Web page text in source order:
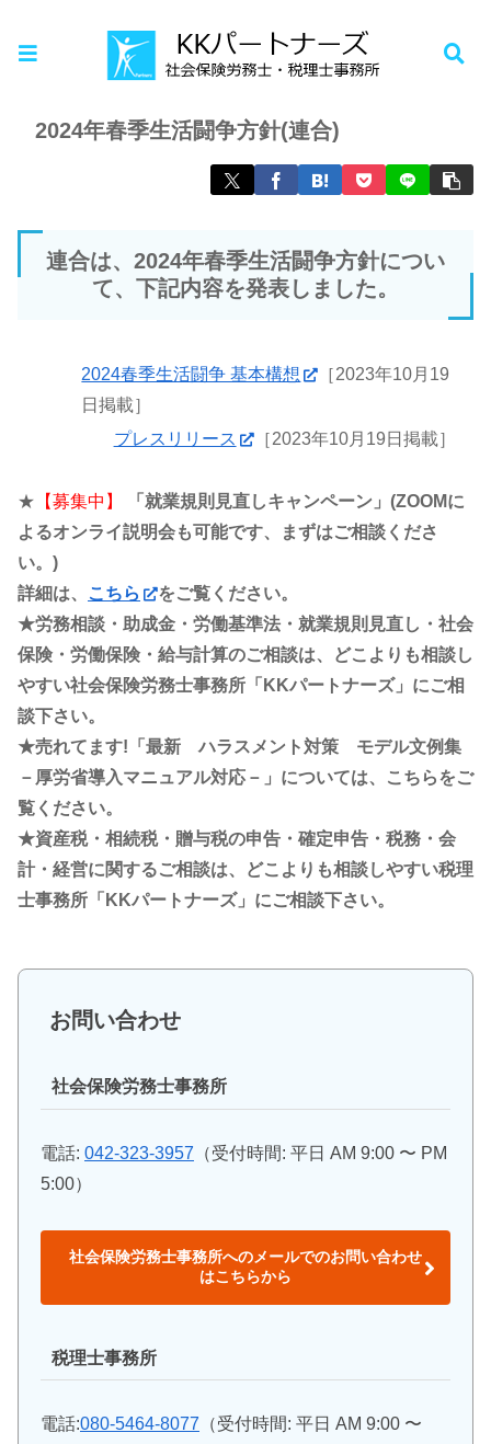
お知らせ
2024年春季生活闘争方針(連合)
連合は、2024年春季生活闘争方針につい
て、下記内容を発表しました。
2024春季生活闘争 基本構想
［2023年10月19
日掲載］
プレスリリース
［2023年10月19日掲載］
★ 【募集中】
「就業規則見直しキャンペーン」(ZOOMに
よるオンライ説明会も可能です、まずはご相談くださ
い。)
詳細は、
こちら
をご覧ください。
★労務相談・助成金・労働基準法・就業規則見直し・社会
保険・労働保険・給与計算のご相談は、どこよりも相談し
やすい社会保険労務士事務所「KKパートナーズ」にご相
談下さい。
★売れてます!「最新 ハラスメント対策 モデル文例集
－厚労省導入マニュアル対応－」については、こちらをご
覧ください。
★資産税・相続税・贈与税の申告・確定申告・税務・会
計・経営に関するご相談は、どこよりも相談しやすい税理
士事務所「KKパートナーズ」にご相談下さい。
お問い合わせ
社会保険労務士事務所
電話: 042-323-3957 （受付時間: 平日 AM 9:00 〜 PM
5:00）
社会保険労務士事務所へのメールでのお問い合わせ
はこちらから
税理士事務所
電話:080-5464-8077 （受付時間: 平日 AM 9:00 〜